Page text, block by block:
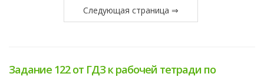
Следующая страница ⇒
Задание 122 от ГДЗ к рабочей тетради по